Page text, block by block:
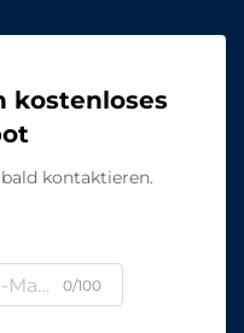
kostenloses
kontaktieren.
0/100